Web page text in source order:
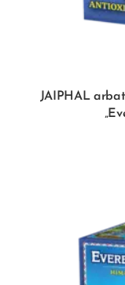
JAIPHAL